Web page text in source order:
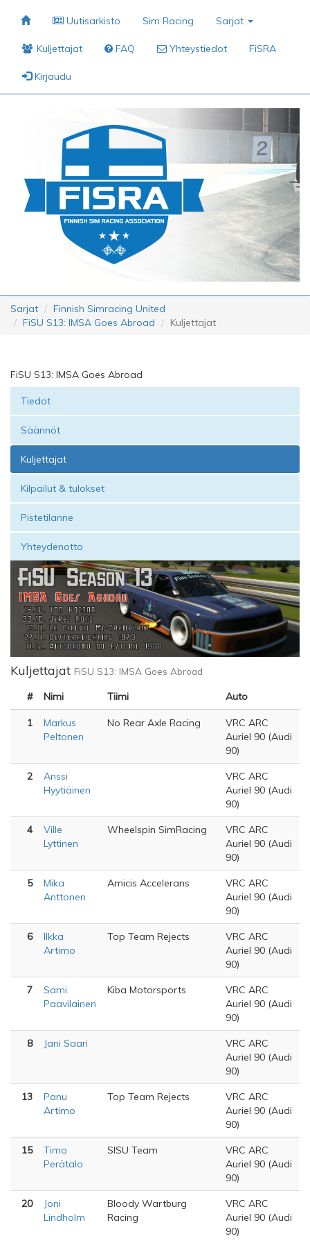
Uutisarkisto Sim Racing Sarjat
Kuljettajat FAQ Yhteystiedot FiSRA
Kirjaudu
Sarjat
Finnish Simracing United
FiSU S13: IMSA Goes Abroad
Kuljettajat
FiSU S13: IMSA Goes Abroad
Tiedot
Säännöt
Kuljettajat
Kilpailut & tulokset
Pistetilanne
Yhteydenotto
Kuljettajat FiSU S13: IMSA Goes Abroad
# Nimi Tiimi Auto
1
Markus
Peltonen
No Rear Axle Racing
VRC ARC
Auriel 90 (Audi
90)
2
Anssi
Hyytiäinen
VRC ARC
Auriel 90 (Audi
90)
4
Ville
Lyttinen
Wheelspin SimRacing
VRC ARC
Auriel 90 (Audi
90)
5
Mika
Anttonen
Amicis Accelerans
VRC ARC
Auriel 90 (Audi
90)
6
Ilkka
Artimo
Top Team Rejects
VRC ARC
Auriel 90 (Audi
90)
7
Sami
Paavilainen
Kiba Motorsports
VRC ARC
Auriel 90 (Audi
90)
8 Jani Saari
VRC ARC
Auriel 90 (Audi
90)
13
Panu
Artimo
Top Team Rejects
VRC ARC
Auriel 90 (Audi
90)
15
Timo
Perätalo
SISU Team
VRC ARC
Auriel 90 (Audi
90)
20
Joni
Lindholm
Bloody Wartburg
Racing
VRC ARC
Auriel 90 (Audi
90)